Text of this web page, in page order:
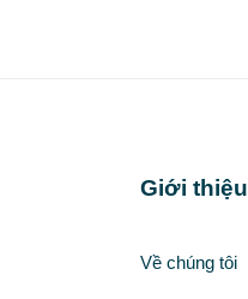
Giới thiệu
Về chúng tôi